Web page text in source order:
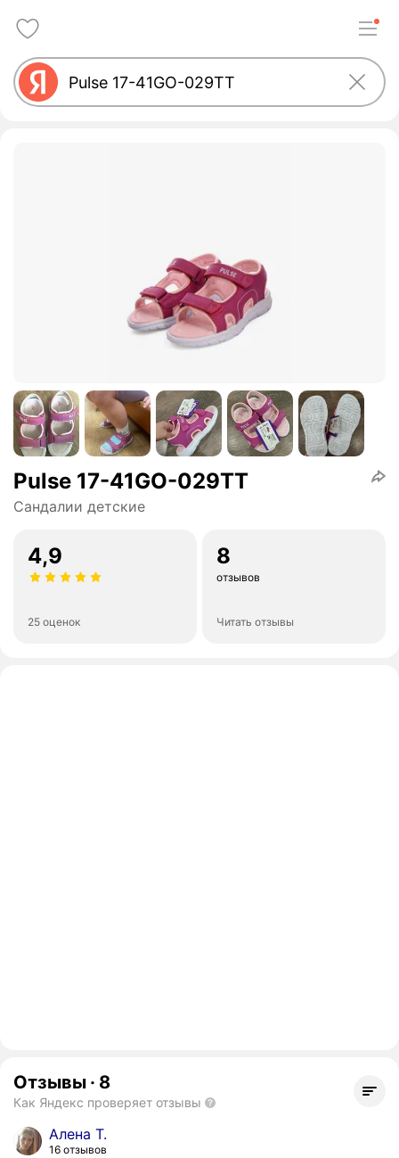
Pulse 17-41GO-029TT
Сандалии детские
4,9
25 оценок
8
отзывов
Читать отзывы
Отзывы · 8
Как Яндекс проверяет отзывы
Алена Т.
16 отзывов